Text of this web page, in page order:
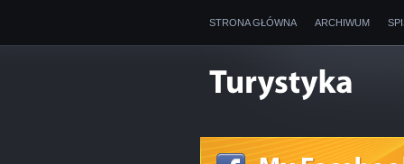
STRONA GŁÓWNA ARCHIWUM